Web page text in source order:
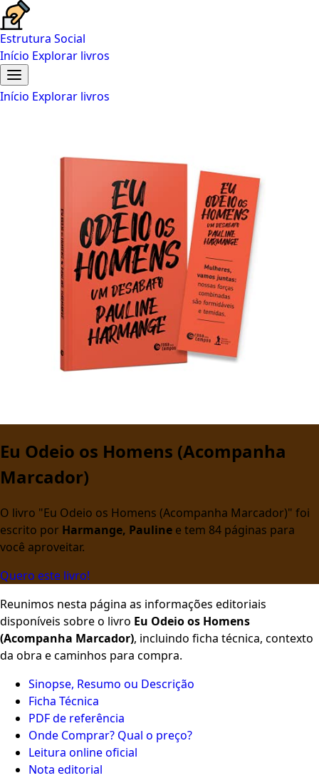
Estrutura Social
Início Explorar livros
Início Explorar livros
Eu Odeio os Homens (Acompanha
Marcador)
O livro "Eu Odeio os Homens (Acompanha Marcador)" foi
escrito por Harmange, Pauline e tem 84 páginas para
você aproveitar.
Quero este livro!
Reunimos nesta página as informações editoriais
disponíveis sobre o livro Eu Odeio os Homens
(Acompanha Marcador), incluindo ficha técnica, contexto
da obra e caminhos para compra.
Sinopse, Resumo ou Descrição
Ficha Técnica
PDF de referência
Onde Comprar? Qual o preço?
Leitura online oficial
Nota editorial